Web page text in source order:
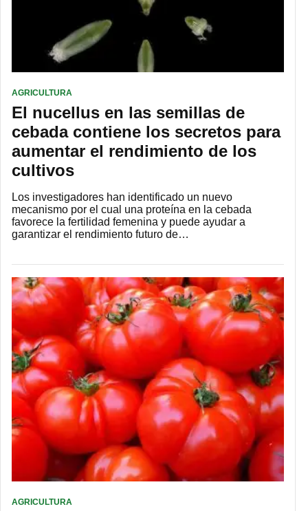
AGRICULTURA
El nucellus en las semillas de
cebada contiene los secretos para
aumentar el rendimiento de los
cultivos
Los investigadores han identificado un nuevo
mecanismo por el cual una proteína en la cebada
favorece la fertilidad femenina y puede ayudar a
garantizar el rendimiento futuro de…
AGRICULTURA